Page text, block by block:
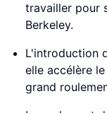
travailler pour
Berkeley.
L'introduction
elle accélère
grand